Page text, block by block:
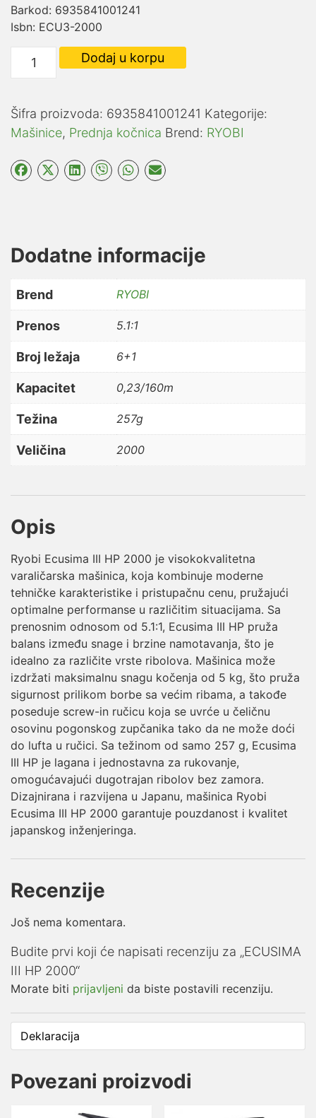
Barkod: 6935841001241
Isbn: ECU3-2000
ECUSIMA
III
2000
količina
Dodaj u korpu
Šifra proizvoda: 6935841001241 Kategorije:
Mašinice, Prednja kočnica Brend: RYOBI
Dodatne informacije
Brend RYOBI
Prenos 5.1:1
Broj ležaja 6+1
Kapacitet 0,23/160m
Težina 257g
Veličina 2000
Opis
Ryobi Ecusima III HP 2000 je visokokvalitetna
varaličarska mašinica, koja kombinuje moderne
tehničke karakteristike i pristupačnu cenu, pružajući
optimalne performanse u različitim situacijama. Sa
prenosnim odnosom od 5.1:1, Ecusima III HP pruža
balans između snage i brzine namotavanja, što je
idealno za različite vrste ribolova. Mašinica može
izdržati maksimalnu snagu kočenja od 5 kg, što pruža
sigurnost prilikom borbe sa većim ribama, a takođe
poseduje screw-in ručicu koja se uvrće u čeličnu
osovinu pogonskog zupčanika tako da ne može doći
do lufta u ručici. Sa težinom od samo 257 g, Ecusima
III HP je lagana i jednostavna za rukovanje,
omogućavajući dugotrajan ribolov bez zamora.
Dizajnirana i razvijena u Japanu, mašinica Ryobi
Ecusima III HP 2000 garantuje pouzdanost i kvalitet
japanskog inženjeringa.
Recenzije
Još nema komentara.
Budite prvi koji će napisati recenziju za „ECUSIMA
III HP 2000“
Morate biti prijavljeni da biste postavili recenziju.
Deklaracija
Povezani proizvodi